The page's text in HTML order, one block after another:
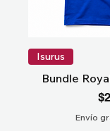
Isurus
Bundle
Envío